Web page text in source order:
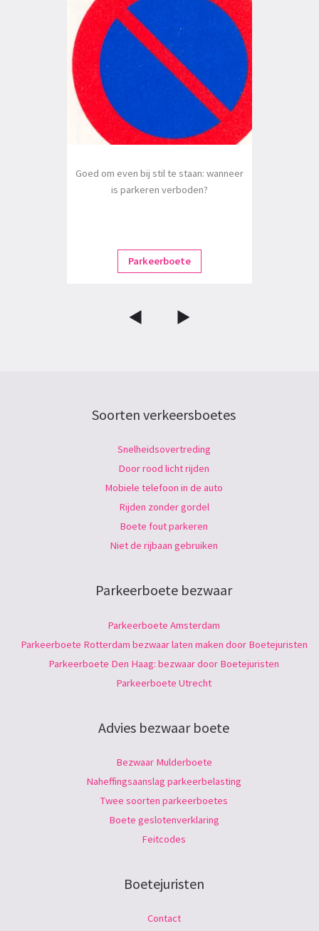
Goed om even bij stil te staan: wanneer
is parkeren verboden?
Parkeerboete
Soorten verkeersboetes
Snelheidsovertreding
Door rood licht rijden
Mobiele telefoon in de auto
Rijden zonder gordel
Boete fout parkeren
Niet de rijbaan gebruiken
Parkeerboete bezwaar
Parkeerboete Amsterdam
Parkeerboete Rotterdam bezwaar laten maken door Boetejuristen
Parkeerboete Den Haag: bezwaar door Boetejuristen
Parkeerboete Utrecht
Advies bezwaar boete
Bezwaar Mulderboete
Naheffingsaanslag parkeerbelasting
Twee soorten parkeerboetes
Boete geslotenverklaring
Feitcodes
Boetejuristen
Contact